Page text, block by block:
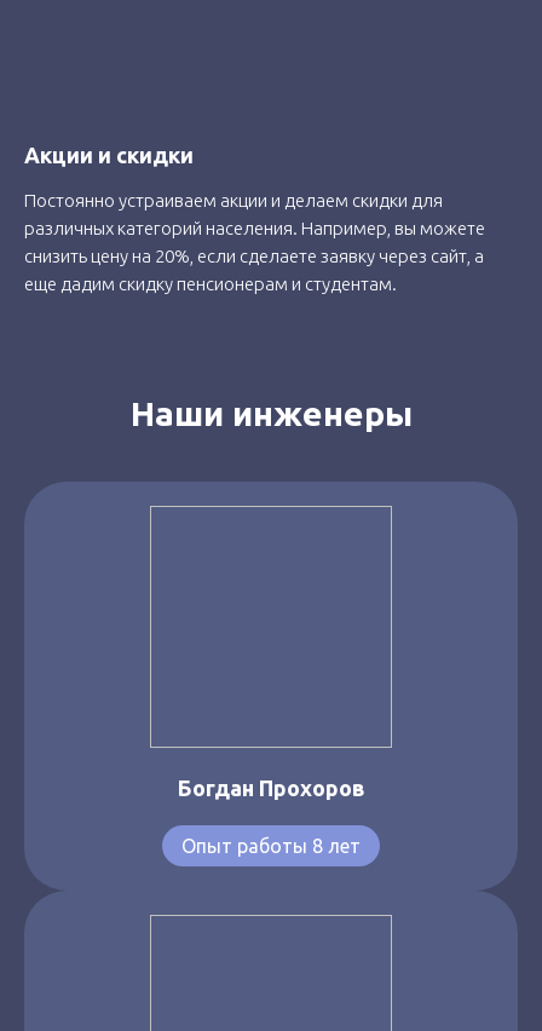
Акции и скидки
Постоянно устраиваем акции и делаем скидки для
различных категорий населения. Например, вы можете
снизить цену на 20%, если сделаете заявку через сайт, а
еще дадим скидку пенсионерам и студентам.
Наши инженеры
Богдан Прохоров
Опыт работы 8 лет